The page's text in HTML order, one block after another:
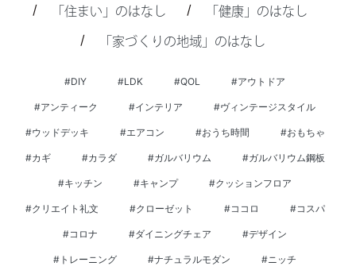
/ 「住まい」のはなし / 「健康」のはなし
/ 「家づくりの地域」のはなし
#DIY #LDK #QOL #アウトドア
#アンティーク #インテリア #ヴィンテージスタイル
#ウッドデッキ #エアコン #おうち時間 #おもちゃ
#カギ #カラダ #ガルバリウム #ガルバリウム鋼板
#キッチン #キャンプ #クッションフロア
#クリエイト礼文 #クローゼット #ココロ #コスパ
#コロナ #ダイニングチェア #デザイン
#トレーニング #ナチュラルモダン #ニッチ